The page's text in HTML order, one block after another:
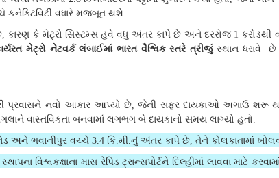
કનેક્ટિવિટી વધારે મજબૂત થશે.
, કારણ કે મેટ્રો સિસ્ટમ્સ હવે વધુ અંતર કાપે છે અને દરરોજ 1કરોડથી
મેટ્રો નેટવર્ક લંબાઈમાં ભારત વૈશ્વિક સ્તરે ત્રીજુંસ્થાન ધરાવે છે
પ્રવાસને નવો આકાર આપ્યો છે,જેની સફર દાયકાઓ અગાઉ શરૂ
વાસ્તવિકતા બનવામાં લગભગ બે દાયકાનો સમય લાગ્યો હતો.
અને ભવાનીપુર વચ્ચે 3.4 કિ.મી.નું અંતર કાપે છે, તેને કોલકાતામાં
વિશ્વકક્ષાના માસ રેપિડ ટ્રાન્સપોર્ટને દિલ્હીમાં લાવવા માટે